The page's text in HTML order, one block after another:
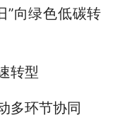
”向绿色低碳转
转型
环节协同